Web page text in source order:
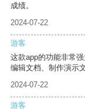
成绩。
2024-07-22
游客
这款app的功能非常
编辑文档、制作演示
2024-07-22
游客